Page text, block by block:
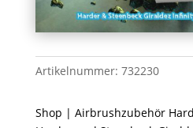
Artikelnummer: 732230
Shop | Airbrushzubehör